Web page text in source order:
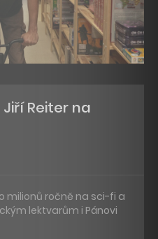
Reiter na
milionů ročně na sci-fi a
lektvarům i Pánovi